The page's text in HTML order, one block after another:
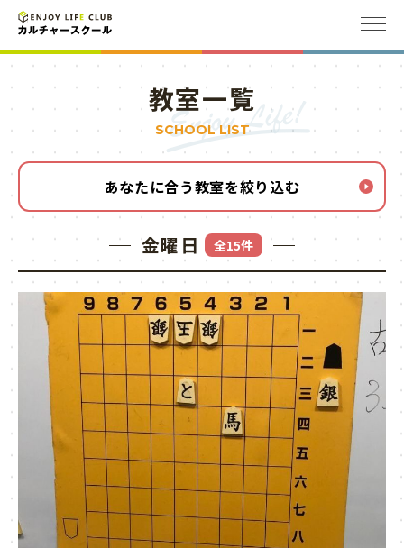
教室一覧
SCHOOL LIST
あなたに合う教室を絞り込む
金曜日 全15件